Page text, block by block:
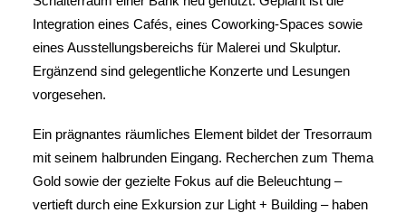
Integration eines Cafés, eines Coworking-Spaces sowie
eines Ausstellungsbereichs für Malerei und Skulptur.
Ergänzend sind gelegentliche Konzerte und Lesungen
vorgesehen.
Ein prägnantes räumliches Element bildet der Tresorraum
mit seinem halbrunden Eingang. Recherchen zum Thema
Gold sowie der gezielte Fokus auf die Beleuchtung –
vertieft durch eine Exkursion zur Light + Building – haben